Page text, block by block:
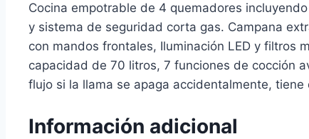
Cocina empotrable de 4 quemadores
y sistema de seguridad corta gas. Campana
con mandos frontales, Iluminación LED y filtros
capacidad de 70 litros, 7 funciones de cocción
flujo si la llama se apaga accidentalmente,
Información adicional